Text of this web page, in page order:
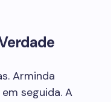
Arminda
seguida. A